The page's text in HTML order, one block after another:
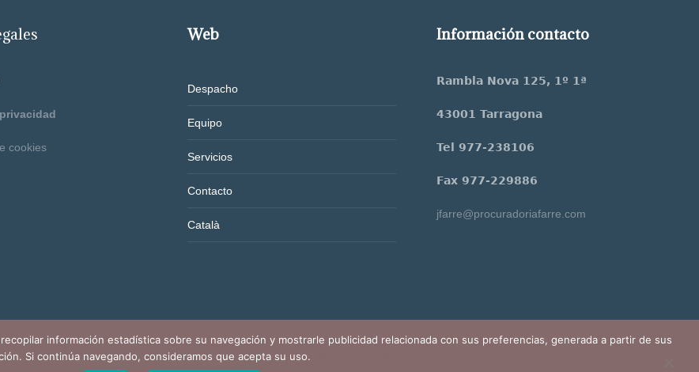
cookies
Web
Despacho
Equipo
Servicios
Contacto
Català
Información contacto
Rambla Nova 125, 1º 1ª
43001 Tarragona
Tel 977-238106
Fax 977-229886
jfarre@procuradoriafarre.com
información estadística sobre su navegación y mostrarle publicidad relacionada con sus preferencias, generada a partir de sus
Si continúa navegando, consideramos que acepta su uso.